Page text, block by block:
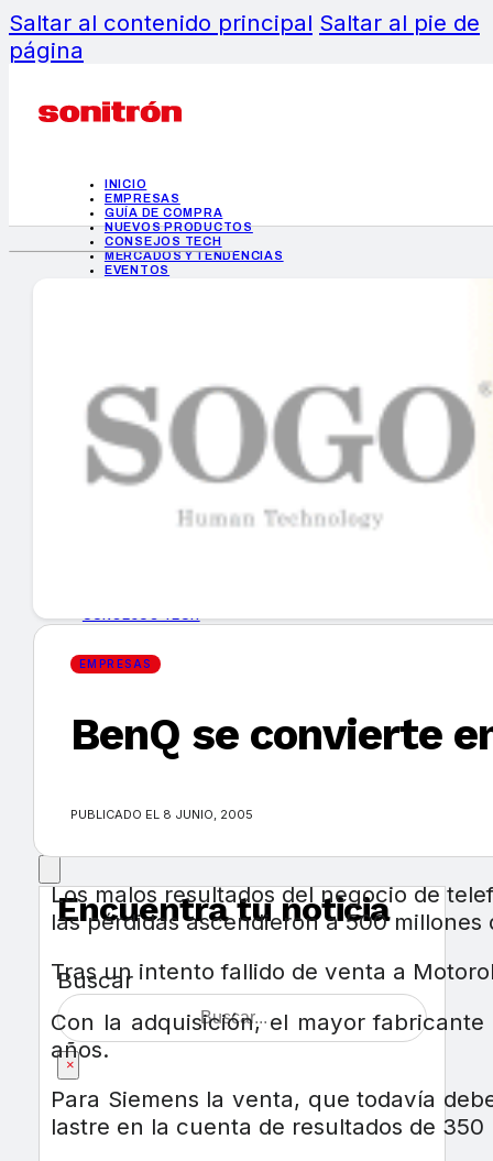
Saltar al contenido principal Saltar al pie de
página
INICIO
EMPRESAS
GUÍA DE COMPRA
NUEVOS PRODUCTOS
CONSEJOS TECH
MERCADOS Y TENDENCIAS
EVENTOS
INICIO
EMPRESAS
GUÍA DE COMPRA
MERCADOS Y TENDENCIAS
Encuentra tu noticia
Buscar
×
EMPRESAS
BenQ se convierte
PUBLICADO EL 8 JUNIO, 2005
Los malos resultados del negocio de
las pérdidas ascendieron a 500 millones
Tras un intento fallido de venta a
Con la adquisición, el mayor
años.
Para Siemens la venta, que todavía
lastre en la cuenta de resultados de